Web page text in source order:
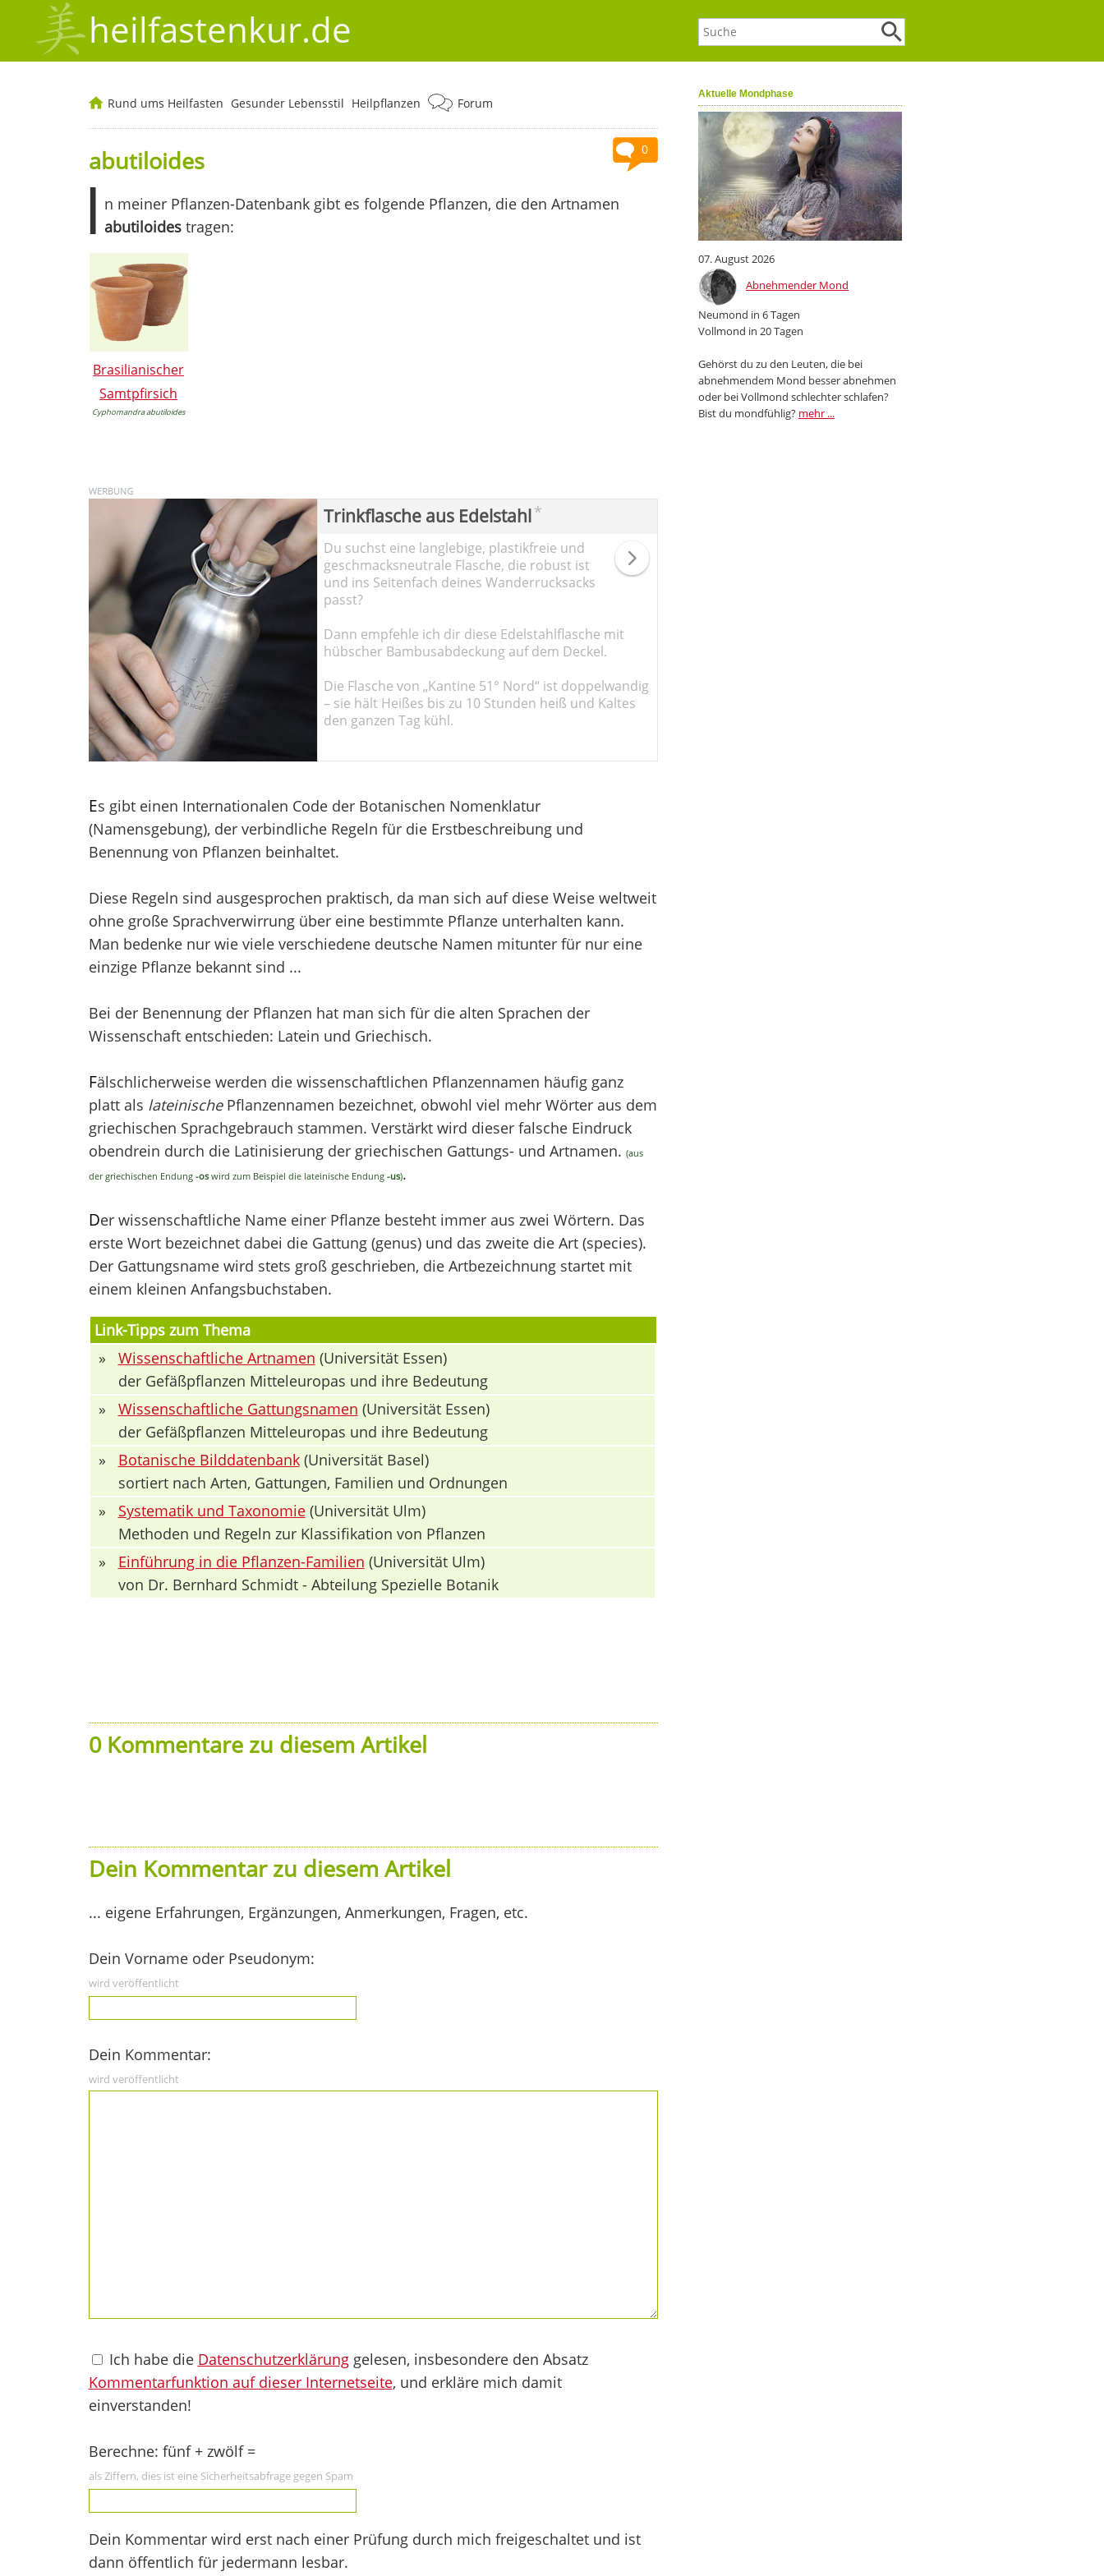
heilfastenkur.de
Aktuelle Mondphase
07. August 2026
Abnehmender Mond
Neumond in 6 Tagen
Vollmond in 20 Tagen
Gehörst du zu den Leuten, die bei
abnehmendem Mond besser abnehmen
oder bei Vollmond schlechter schlafen?
Bist du mondfühlig? mehr ...
Rund ums Heilfasten Gesunder Lebensstil Heilpflanzen Forum
0
abutiloides
I n meiner Pflanzen-Datenbank gibt es folgende Pflanzen, die den Artnamen
abutiloidestragen:
Brasilianischer
Samtpfirsich
Cyphomandra abutiloides
Trinkflasche aus Edelstahl*
Du suchst eine langlebige, plastikfreie und
geschmacksneutrale Flasche, die robust ist
und ins Seitenfach deines Wanderrucksacks
passt?
Dann empfehle ich dir diese Edelstahlflasche mit
hübscher Bambusabdeckung auf dem Deckel.
Die Flasche von „Kantine 51° Nord“ ist doppelwandig
– sie hält Heißes bis zu 10 Stunden heiß und Kaltes
den ganzen Tag kühl.
Es gibt einen Internationalen Code der Botanischen Nomenklatur
(Namensgebung), der verbindliche Regeln für die Erstbeschreibung und
Benennung von Pflanzen beinhaltet.
Diese Regeln sind ausgesprochen praktisch, da man sich auf diese Weise weltweit
ohne große Sprachverwirrung über eine bestimmte Pflanze unterhalten kann.
Man bedenke nur wie viele verschiedene deutsche Namen mitunter für nur eine
einzige Pflanze bekannt sind ...
Bei der Benennung der Pflanzen hat man sich für die alten Sprachen der
Wissenschaft entschieden: Latein und Griechisch.
Fälschlicherweise werden die wissenschaftlichen Pflanzennamen häufig ganz
platt als lateinischePflanzennamen bezeichnet, obwohl viel mehr Wörter aus dem
griechischen Sprachgebrauch stammen. Verstärkt wird dieser falsche Eindruck
obendrein durch die Latinisierung der griechischen Gattungs- und Artnamen. (aus
der griechischen Endung -oswird zum Beispiel die lateinische Endung -us).
Der wissenschaftliche Name einer Pflanze besteht immer aus zwei Wörtern. Das
erste Wort bezeichnet dabei die Gattung (genus) und das zweite die Art (species).
Der Gattungsname wird stets groß geschrieben, die Artbezeichnung startet mit
einem kleinen Anfangsbuchstaben.
Link-Tipps zum Thema
»
Wissenschaftliche Artnamen (Universität Essen)
der Gefäßpflanzen Mitteleuropas und ihre Bedeutung
»
Wissenschaftliche Gattungsnamen (Universität Essen)
der Gefäßpflanzen Mitteleuropas und ihre Bedeutung
»
Botanische Bilddatenbank(Universität Basel)
sortiert nach Arten, Gattungen, Familien und Ordnungen
»
Systematik und Taxonomie(Universität Ulm)
Methoden und Regeln zur Klassifikation von Pflanzen
»
Einführung in die Pflanzen-Familien (Universität Ulm)
von Dr. Bernhard Schmidt - Abteilung Spezielle Botanik
0 Kommentare zu diesem Artikel
Dein Kommentar zu diesem Artikel
... eigene Erfahrungen, Ergänzungen, Anmerkungen, Fragen, etc.
Dein Vorname oder Pseudonym:
wird veröffentlicht
Dein Kommentar:
wird veröffentlicht
Ich habe die Datenschutzerklärunggelesen, insbesondere den Absatz
Kommentarfunktion auf dieser Internetseite, und erkläre mich damit
einverstanden!
Berechne: fünf + zwölf =
als Ziffern, dies ist eine Sicherheitsabfrage gegen Spam
Dein Kommentar wird erst nach einer Prüfung durch mich freigeschaltet und ist
dann öffentlich für jedermann lesbar.